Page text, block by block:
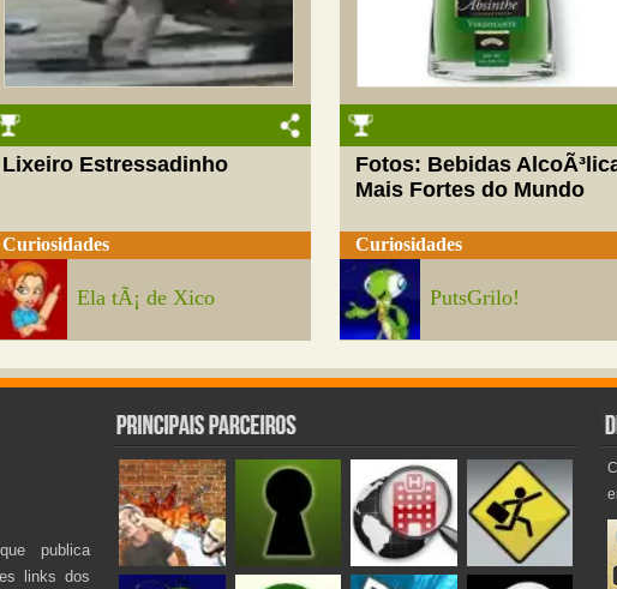
Lixeiro Estressadinho
Curiosidades
Ela tÃ¡ de Xico
Fotos: Bebidas
Mais Fortes do Mundo
Curiosidades
PutsGrilo!
publica
links dos